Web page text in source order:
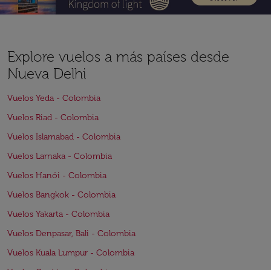
Explore vuelos a más países desde
Nueva Delhi
Vuelos Yeda - Colombia
Vuelos Riad - Colombia
Vuelos Islamabad - Colombia
Vuelos Larnaka - Colombia
Vuelos Hanói - Colombia
Vuelos Bangkok - Colombia
Vuelos Yakarta - Colombia
Vuelos Denpasar, Bali - Colombia
Vuelos Kuala Lumpur - Colombia